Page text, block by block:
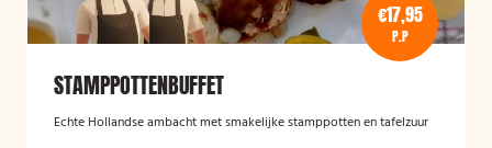
€17,95
P.P
STAMPPOTTENBUFFET
Echte Hollandse ambacht met smakelijke stamppotten en tafelzuur